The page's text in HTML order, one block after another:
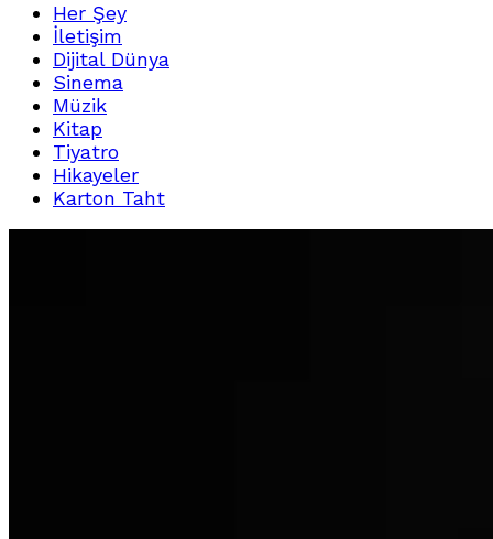
Her Şey
İletişim
Dijital Dünya
Sinema
Müzik
Kitap
Tiyatro
Hikayeler
Karton Taht